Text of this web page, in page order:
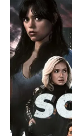
English